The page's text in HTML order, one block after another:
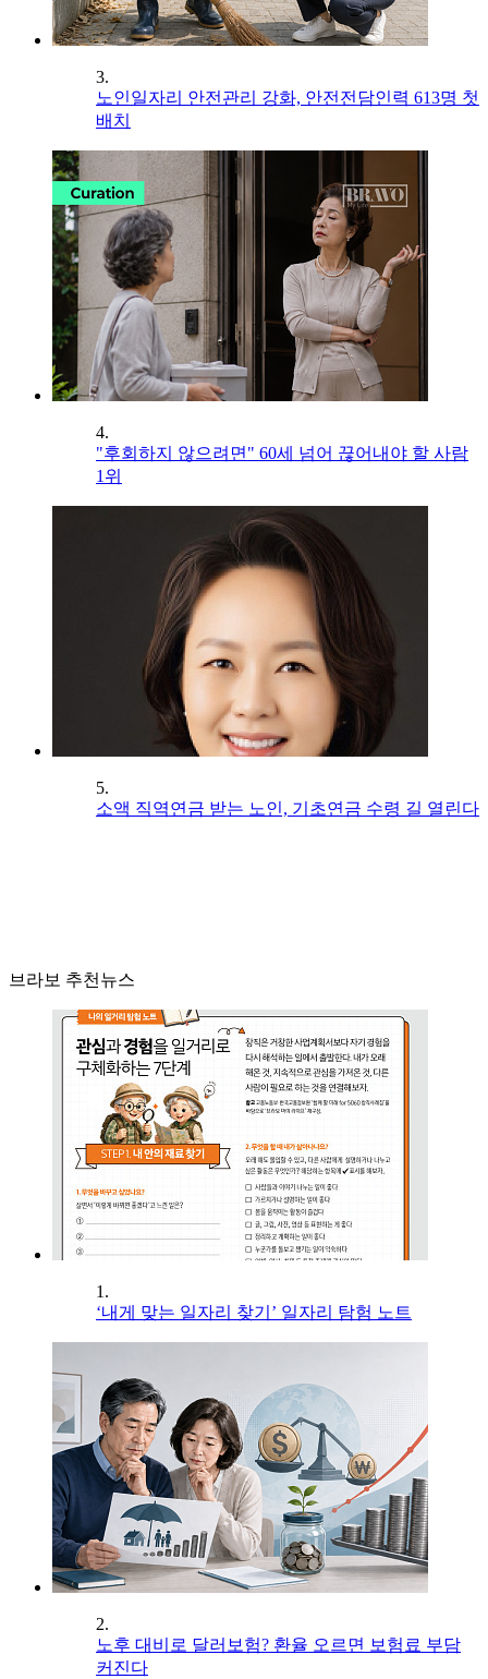
3.
노인일자리 안전관리 강화, 안전전담인력 613명 첫
배치
4.
"후회하지 않으려면" 60세 넘어 끊어내야 할 사람
1위
5.
소액 직역연금 받는 노인, 기초연금 수령 길 열린다
브라보 추천뉴스
1.
‘내게 맞는 일자리 찾기’ 일자리 탐험 노트
2.
노후 대비로 달러보험? 환율 오르면 보험료 부담
커진다